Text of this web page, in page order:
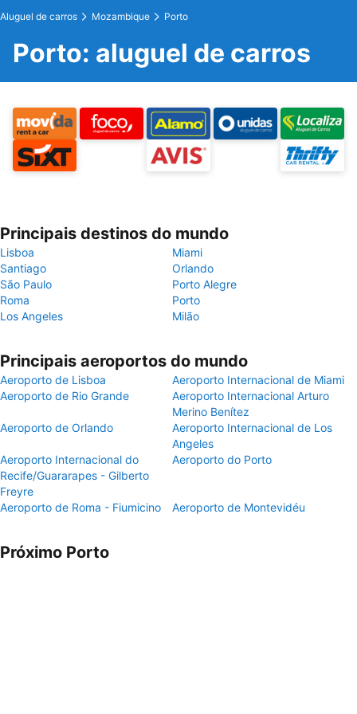
Aluguel de carros Mozambique Porto
Porto: aluguel de carros
Principais destinos do mundo
Lisboa
Miami
Santiago
Orlando
São Paulo
Porto Alegre
Roma
Porto
Los Angeles
Milão
Principais aeroportos do mundo
Aeroporto de Lisboa
Aeroporto Internacional de Miami
Aeroporto de Rio Grande
Aeroporto Internacional Arturo
Merino Benítez
Aeroporto de Orlando
Aeroporto Internacional de Los
Angeles
Aeroporto Internacional do
Recife/Guararapes - Gilberto
Freyre
Aeroporto do Porto
Aeroporto de Roma - Fiumicino Aeroporto de Montevidéu
Próximo Porto